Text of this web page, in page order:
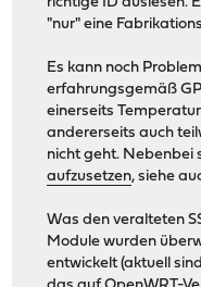
"nur" eine
Es kann noch
erfahrungsgemäß
einerseits
andererseits auch
nicht geht. Nebenbei
aufzusetzen, siehe
Was den veralteten
Module wurden
entwickelt (aktuell